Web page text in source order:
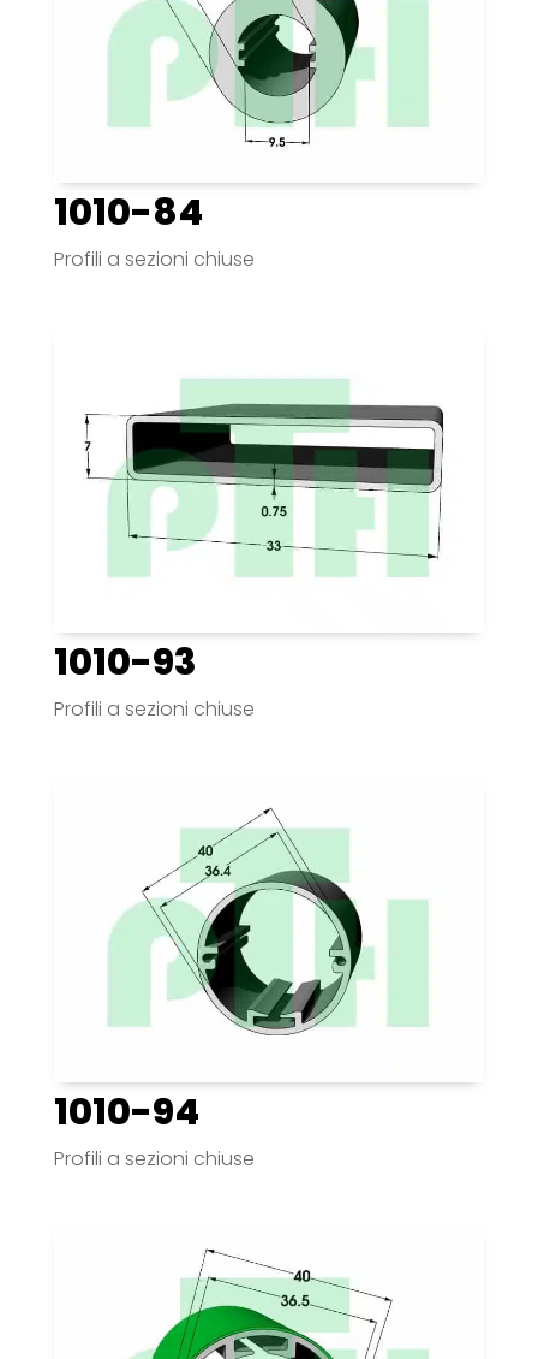
1010-84
Profili a sezioni chiuse
1010-93
Profili a sezioni chiuse
1010-94
Profili a sezioni chiuse